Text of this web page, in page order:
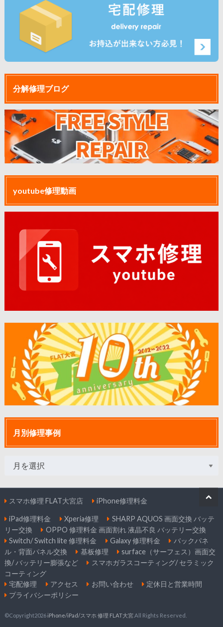
分解修理ブログ
youtube修理動画
月別修理事例
スマホ修理 FLAT大宮店 iPhone修理料金
iPad修理料金 Xperia修理
SHARP AQUOS 画面交換 バッテ
リー交換
OPPO 修理料金 画面割れ 液晶不良 バッテリー交換
Switch/ Switch lite 修理料金
Galaxy 修理料金
バックパネ
ル・背面パネル交換
基板修理
surface（サーフェス）画面交
換/ バッテリー膨張など
スマホガラスコーティング/ セラミック
コーティング
宅配修理
アクセス お問い合わせ
定休日と営業時間
プライバシーポリシー
©Copyright2026 iPhone/iPad/スマホ 修理 FLAT大宮.All Rights Reserved.